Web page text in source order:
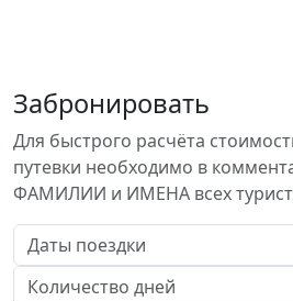
Забронировать
Для быстрого расчёта
путевки необходимо в
ФАМИЛИИ и ИМЕНА всех